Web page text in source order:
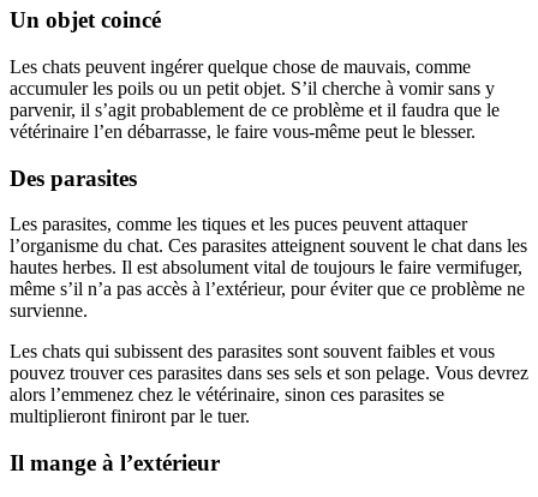
Un objet coincé
Les chats peuvent ingérer quelque chose de mauvais, comme
accumuler les poils ou un petit objet. S’il cherche à vomir sans y
parvenir, il s’agit probablement de ce problème et il faudra que le
vétérinaire l’en débarrasse, le faire vous-même peut le blesser.
Des parasites
Les parasites, comme les tiques et les puces peuvent attaquer
l’organisme du chat. Ces parasites atteignent souvent le chat dans les
hautes herbes. Il est absolument vital de toujours le faire vermifuger,
même s’il n’a pas accès à l’extérieur, pour éviter que ce problème ne
survienne.
Les chats qui subissent des parasites sont souvent faibles et vous
pouvez trouver ces parasites dans ses sels et son pelage. Vous devrez
alors l’emmenez chez le vétérinaire, sinon ces parasites se
multiplieront finiront par le tuer.
Il mange à l’extérieur